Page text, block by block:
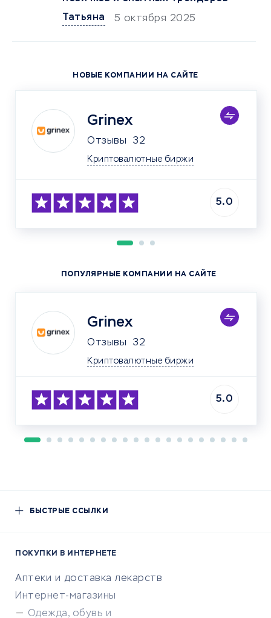
Татьяна
5 октября 2025
НОВЫЕ КОМПАНИИ НА САЙТЕ
Grinex
Отзывы 32
Криптовалютные биржи
5.0
ПОПУЛЯРНЫЕ КОМПАНИИ НА САЙТЕ
Grinex
Отзывы 32
Криптовалютные биржи
5.0
БЫСТРЫЕ ССЫЛКИ
ПОКУПКИ В ИНТЕРНЕТЕ
Аптеки и доставка лекарств
Интернет-магазины
Одежда, обувь и